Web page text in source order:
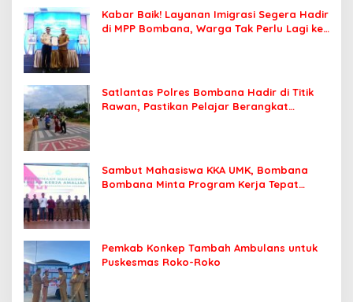
Kabar Baik! Layanan Imigrasi Segera Hadir
di MPP Bombana, Warga Tak Perlu Lagi ke
Satlantas Polres Bombana Hadir di Titik
Rawan, Pastikan Pelajar Berangkat
Sambut Mahasiswa KKA UMK, Bombana
Bombana Minta Program Kerja Tepat
Pemkab Konkep Tambah Ambulans untuk
Puskesmas Roko-Roko